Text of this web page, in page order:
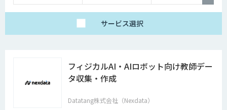
サービス選択
フィジカルAI・AIロボット向け教師デー
タ収集・作成
Datatang株式会社（Nexdata）